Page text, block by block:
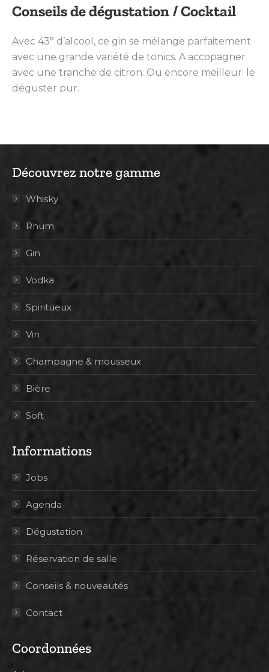
Conseils de dégustation / Cocktail
Avec 43° d’alcool, ce gin se mélange parfaitement
avec une grande variété de tonics. A accopagner
avec une tranche de citron. Ou encore meilleur: le
déguster pur.
Découvrez notre gamme
Whisky
Rhum
Gin
Vodka
Spiritueux
Vin
Champagne & mousseux
Bière
Soft
Informations
Jobs
Agenda
Dégustation
Réservation de salle
Conseils & nouveautés
Contact
Coordonnées